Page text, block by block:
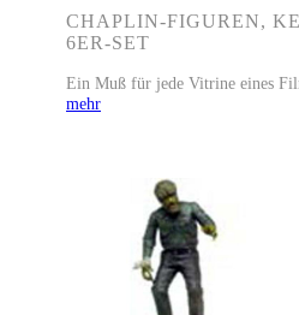
CHAPLIN-FIGUREN,
6ER-SET
Ein Muß für jede Vitrine eines
mehr